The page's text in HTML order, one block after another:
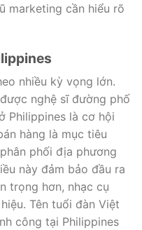
marketing cần hiểu rõ
nhiều kỳ vọng lớn.
nghệ sĩ đường phố
Philippines là cơ hội
hàng là mục tiêu
phối địa phương
này đảm bảo đầu ra
trọng hơn, nhạc cụ
Tên tuổi đàn Việt
công tại Philippines